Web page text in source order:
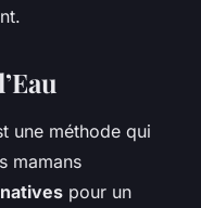
une méthode qui
mamans
pour un